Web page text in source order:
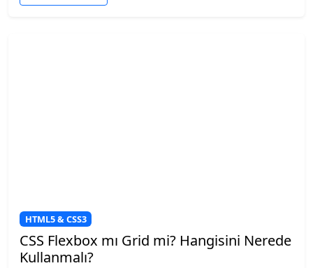
HTML5 & CSS3
CSS Flexbox mı Grid mi? Hangisini Nerede
Kullanmalı?